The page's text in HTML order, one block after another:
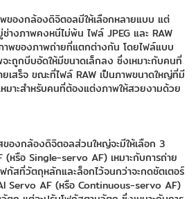
กล้องดิจิตอลมีให้เลือกหลายแบบ แต่
างภาพคงหนีไม่พ้น ไฟล์ JPEG และ RAW
พของภาพถ่ายที่แตกต่างกัน โดยไฟล์แบบ
จะถูกบีบอัดให้มีขนาดเล็กลง ซึ่งเหมาะกับคนที่
เสร็จ ขณะที่ไฟล์ RAW เป็นภาพขนาดใหญ่ที่มี
มาะสำหรับคนที่ต้องแต่งภาพให้สวยงามด้วย
กล้องดิจิตอลส่วนใหญ่จะมีให้เลือก 3
รือ Single-servo AF) เหมาะกับการถ่าย
กัสที่วัตถุหลักและล็อกไว้จนกว่าจะกดชัตเตอร์
Servo AF (หรือ Continuous-servo AF)